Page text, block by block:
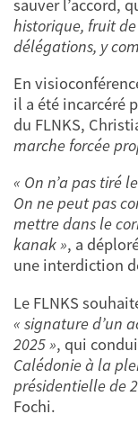
sauver l’accord,
historique, fruit
délégations, y
En
il a été incarcéré
du FLNKS,
marche forcée
« On n’a pas tiré
On ne peut pas
mettre dans le
kanak », a
une interdiction
Le FLNKS
« signature d’un
2025 », qui
Calédonie à la
présidentielle de
Fochi.